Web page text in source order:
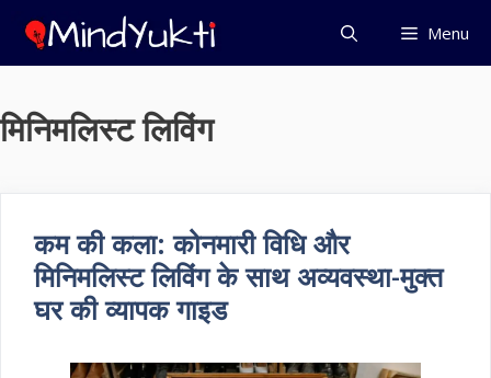
Skip
content
Menu
मिनिमलिस्ट लिविंग
कम की कला: कोनमारी विधि और
मिनिमलिस्ट लिविंग के साथ अव्यवस्था-मुक्त
घर की व्यापक गाइड